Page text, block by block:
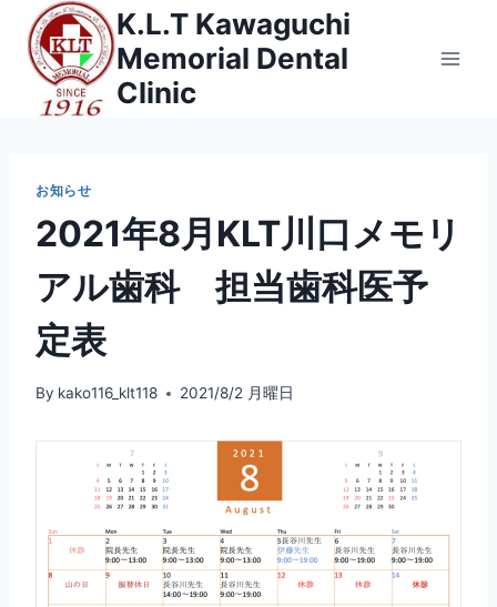
K.L.T Kawaguchi
Memorial Dental
Clinic
お知らせ
2021年8月KLT川口メモリ
アル歯科 担当歯科医予
定表
By kako116_klt118 2021/8/2 月曜日